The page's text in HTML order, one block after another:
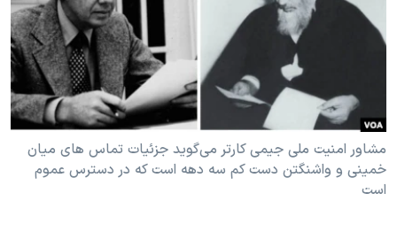
فرهنگ و زندگی
حقوق شهروندی
علم و فناوری
اسرائیل در جنگ
گالری عکس
مستندها
انتخابات ریاست جمهوری آمریکا ۲۰۲۴
حمله جمهوری اسلامی به اسرائیل
رمز مهسا
ورزش زنان در ایران
اعتراضات زن، زندگی، آزادی
دنبال کنید
زبانهای مختلف
مشاور امنیت ملی جیمی کارتر می‌گوید جزئیات تماس های میان
خمینی و واشنگتن دست کم سه دهه است که در دسترس عموم
است